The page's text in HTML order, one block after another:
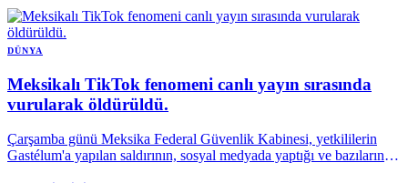
DÜNYA
Meksikalı TikTok fenomeni canlı yayın sırasında
vurularak öldürüldü.
Çarşamba günü Meksika Federal Güvenlik Kabinesi, yetkililerin
Gastélum'a yapılan saldırının, sosyal medyada yaptığı ve bazılarında